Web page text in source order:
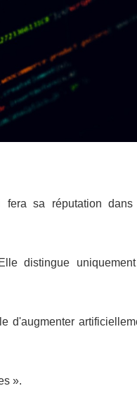
sa réputation dans
distingue
d'augmenter
».